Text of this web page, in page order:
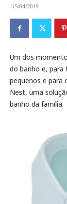
05/04/2019
Um dos
do banho e, para
pequenos e para
Nest, uma
banho da família.